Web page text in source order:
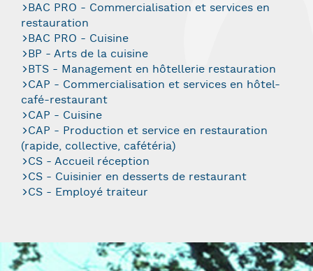
BAC PRO - Commercialisation et services en
restauration
BAC PRO - Cuisine
BP - Arts de la cuisine
BTS - Management en hôtellerie restauration
CAP - Commercialisation et services en hôtel-
café-restaurant
CAP - Cuisine
CAP - Production et service en restauration
(rapide, collective, cafétéria)
CS - Accueil réception
CS - Cuisinier en desserts de restaurant
CS - Employé traiteur